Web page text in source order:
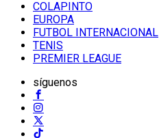
COLAPINTO
EUROPA
FUTBOL INTERNACIONAL
TENIS
PREMIER LEAGUE
síguenos